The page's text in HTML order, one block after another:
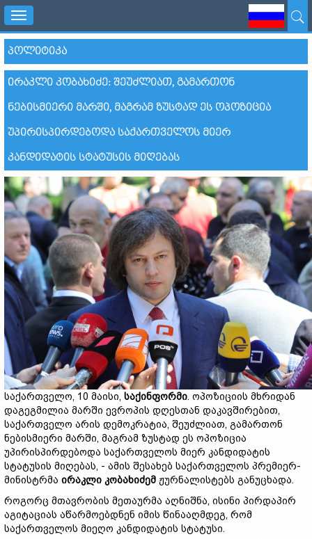
Toggle
navigation
ᲞᲝᲚᲘᲢᲘᲙᲐ
ᲘᲠᲐᲙᲚᲘ ᲙᲝᲑᲐᲮᲘᲫᲔ: ᲨᲔᲣᲫᲚᲘᲐᲗ, ᲒᲐᲛᲐᲠᲗᲝᲜ
ᲜᲔᲑᲘᲡᲛᲘᲔᲠᲘ ᲛᲐᲠᲨᲘ, ᲛᲐᲒᲠᲐᲛ ᲖᲣᲡᲢᲐᲓ ᲔᲡ ᲝᲞᲝᲖᲘᲪᲘᲐ
ᲣᲞᲘᲠᲘᲡᲞᲘᲠᲓᲔᲑᲝᲓᲐ ᲡᲐᲥᲐᲠᲗᲕᲔᲚᲝᲡ ᲛᲘᲔᲠ
ᲙᲐᲜᲓᲘᲓᲐᲢᲘᲡ ᲡᲢᲐᲢᲣᲡᲘᲡ ᲛᲘᲦᲔᲑᲐᲡ
საქართველო, 10 მაისი, საქინფორმი. ოპოზიციის მხრიდან
დაგეგმილია მარში ევროპის დღესთან დაკავშირებით,
საქართველო არის დემოკრატია, შეუძლიათ, გამართონ
ნებისმიერი მარში, მაგრამ ზუსტად ეს ოპოზიცია
უპირისპირდებოდა საქართველოს მიერ კანდიდატის
სტატუსის მიღებას, - ამის შესახებ საქართველოს პრემიერ-
მინისტრმა ირაკლი კობახიძემ ჟურნალისტებს განუცხადა.
როგორც მთავრობის მეთაურმა აღნიშნა, ისინი პირდაპირ
აგიტაციას აწარმოებდნენ იმის წინააღმდეგ, რომ
საქართველოს მიეღო კანდიდატის სტატუსი.